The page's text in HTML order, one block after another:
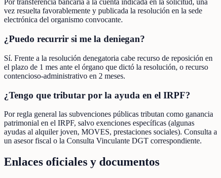
Por transferencia bancaria a la cuenta indicada en la solicitud, una
vez resuelta favorablemente y publicada la resolución en la sede
electrónica del organismo convocante.
¿Puedo recurrir si me la deniegan?
Sí. Frente a la resolución denegatoria cabe recurso de reposición en
el plazo de 1 mes ante el órgano que dictó la resolución, o recurso
contencioso-administrativo en 2 meses.
¿Tengo que tributar por la ayuda en el IRPF?
Por regla general las subvenciones públicas tributan como ganancia
patrimonial en el IRPF, salvo exenciones específicas (algunas
ayudas al alquiler joven, MOVES, prestaciones sociales). Consulta a
un asesor fiscal o la Consulta Vinculante DGT correspondiente.
Enlaces oficiales y documentos